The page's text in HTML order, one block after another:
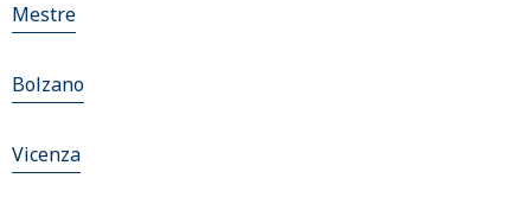
Mestre
Bolzano
Vicenza